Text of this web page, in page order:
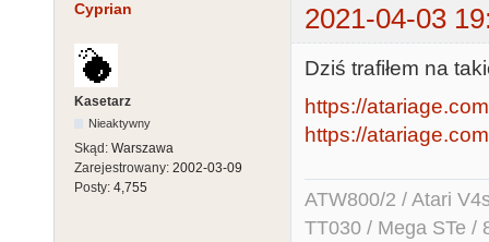
Cyprian 2021-04-03
Kasetarz
Nieaktywny
Skąd: Warszawa
Zarejestrowany: 2002-03-09
Posty: 4,755
Dziś trafiłem na
https://
https://
ATW800/2 / Atari
TT030 / Mega STe /